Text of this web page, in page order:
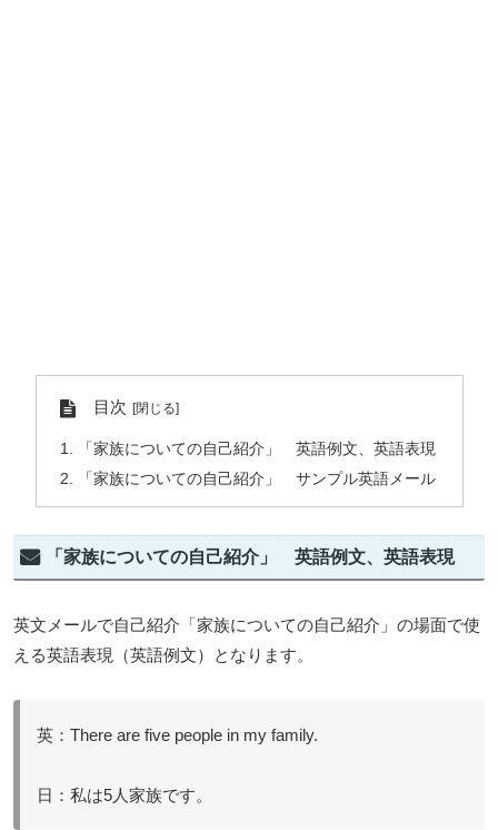
目次
「家族についての自己紹介」 英語例文、英語表現
「家族についての自己紹介」 サンプル英語メール
「家族についての自己紹介」 英語例文、英語表現
英文メールで自己紹介「家族についての自己紹介」の場面で使
える英語表現（英語例文）となります。
英：There are five people in my family.
日：私は5人家族です。